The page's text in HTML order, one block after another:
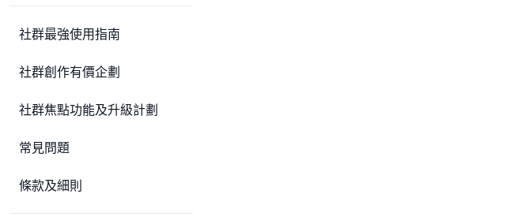
社群最強使用指南
社群創作有價企劃
社群焦點功能及升級計劃
常見問題
條款及細則